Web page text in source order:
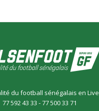
du football sénégalais en Live
77 592 43 33 - 77 500 33 71